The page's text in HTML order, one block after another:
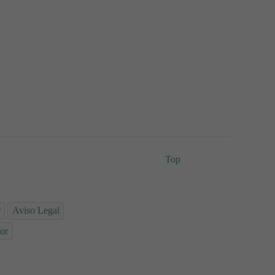
Aviso Legal
Top